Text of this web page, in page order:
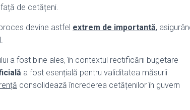
de cetățeni.
devine astfel extrem de importantă,
a fost bine ales, în contextul rectificării bugetare
a fost esențială pentru validitatea măsurii
consolidează încrederea cetățenilor în guvern